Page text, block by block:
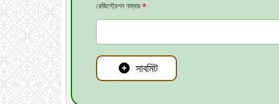
রেজিস্ট্রেশন নাম্বার *
সাবমিট